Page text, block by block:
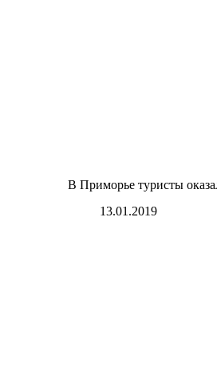
В Приморье туристы
13.01.2019